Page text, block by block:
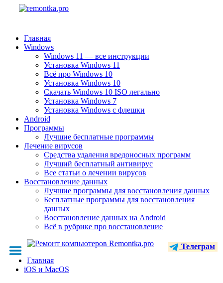
Главная
Windows
Windows 11 — все инструкции
Установка Windows 11
Всё про Windows 10
Установка Windows 10
Скачать Windows 10 ISO легально
Установка Windows 7
Установка Windows с флешки
Android
Программы
Лучшие бесплатные программы
Лечение вирусов
Средства удаления вредоносных программ
Лучший бесплатный антивирус
Все статьи о лечении вирусов
Восстановление данных
Лучшие программы для восстановления данных
Бесплатные программы для восстановления
данных
Восстановление данных на Android
Всё в рубрике про восстановление
Телеграм
Главная
iOS и MacOS